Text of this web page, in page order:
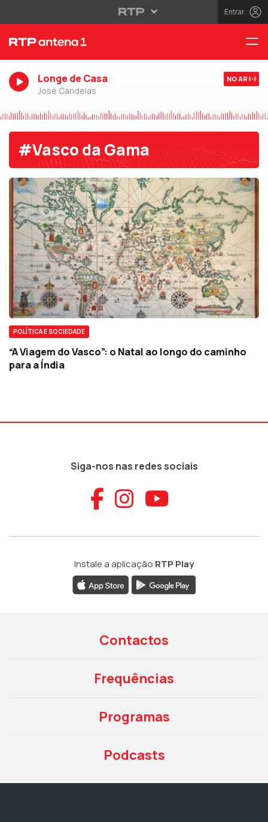
Entrar
Longe de Casa
José Candeias
NO AR
#Vasco da Gama
POLÍTICA E SOCIEDADE
“A Viagem do Vasco”: o Natal ao longo do caminho
para a Índia
Siga-nos nas redes sociais
Aceder ao
Aceder ao
Aceder
Instale a aplicação RTP Play
Contactos
Frequências
Programas
Podcasts